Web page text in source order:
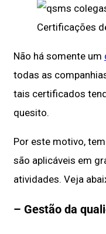
Certificações
Não há somente um
todas as
tais certificados
quesito.
Por este motivo,
são aplicáveis em
atividades. Veja
– Gestão da